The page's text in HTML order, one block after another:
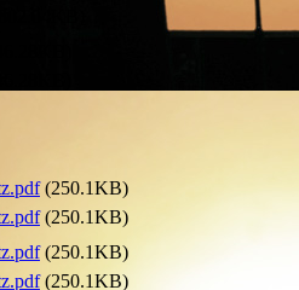
(250.1KB)
(250.1KB)
(250.1KB)
(250.1KB)